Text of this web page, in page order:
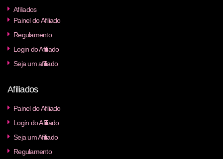
Afiliados
Painel do Afiliado
Regulamento
Login do Afiliado
Seja um afiliado
Afiliados
Painel do Afiliado
Login do Afiliado
Seja um Afiliado
Regulamento